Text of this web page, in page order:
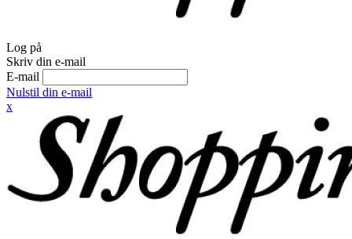
Log på
Skriv din e-mail
E-mail
Nulstil din e-mail
x